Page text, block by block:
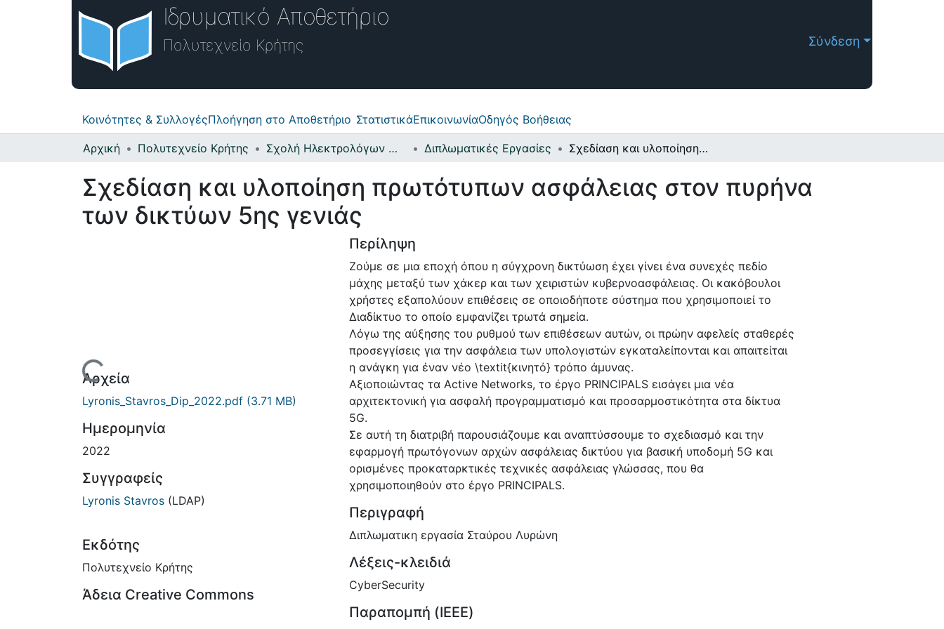
Ιδρυματικό Αποθετήριο
Πολυτεχνείο Κρήτης Σύνδεση
Κοινότητες & ΣυλλογέςΠλοήγηση στο Αποθετήριο ΣτατιστικάΕπικοινωνίαΟδηγός Βοήθειας
Αρχική Πολυτεχνείο Κρήτης Σχολή Ηλεκτρολόγων Μηχανικών και Μηχανικών Υπολογιστών Διπλωματικές Εργασίες Σχεδίαση και υλοποίηση πρωτότυπων ασφάλειας στον πυρήνα των δικτύων 5ης γενιάς
Σχεδίαση και υλοποίηση πρωτότυπων ασφάλειας στον πυρήνα
των δικτύων 5ης γενιάς
Φόρτωση...
Αρχεία
Lyronis_Stavros_Dip_2022.pdf (3.71 MB)
Ημερομηνία
2022
Συγγραφείς
Lyronis Stavros (LDAP)
Εκδότης
Πολυτεχνείο Κρήτης
Άδεια Creative Commons
Περίληψη
Ζούμε σε μια εποχή όπου η σύγχρονη δικτύωση έχει γίνει ένα συνεχές πεδίο
μάχης μεταξύ των χάκερ και των χειριστών κυβερνοασφάλειας. Οι κακόβουλοι
χρήστες εξαπολύουν επιθέσεις σε οποιοδήποτε σύστημα που χρησιμοποιεί το
Διαδίκτυο το οποίο εμφανίζει τρωτά σημεία.
Λόγω της αύξησης του ρυθμού των επιθέσεων αυτών, οι πρώην αφελείς σταθερές
προσεγγίσεις για την ασφάλεια των υπολογιστών εγκαταλείπονται και απαιτείται
η ανάγκη για έναν νέο \textit{κινητό} τρόπο άμυνας.
Αξιοποιώντας τα Active Networks, το έργο PRINCIPALS εισάγει μια νέα
αρχιτεκτονική για ασφαλή προγραμματισμό και προσαρμοστικότητα στα δίκτυα
5G.
Σε αυτή τη διατριβή παρουσιάζουμε και αναπτύσσουμε το σχεδιασμό και την
εφαρμογή πρωτόγονων αρχών ασφάλειας δικτύου για βασική υποδομή 5G και
ορισμένες προκαταρκτικές τεχνικές ασφάλειας γλώσσας, που θα
χρησιμοποιηθούν στο έργο PRINCIPALS.
Περιγραφή
Διπλωματικη εργασία Σταύρου Λυρώνη
Λέξεις-κλειδιά
CyberSecurity
Παραπομπή (IEEE)